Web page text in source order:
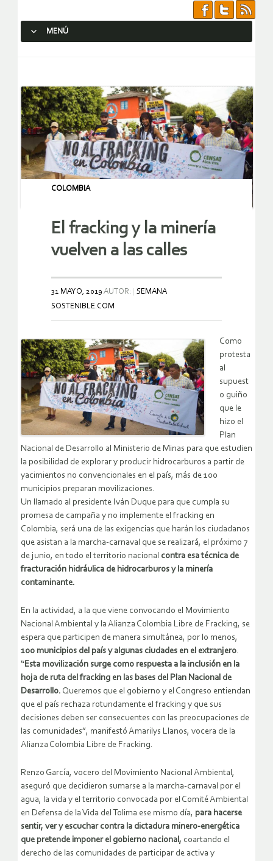
MENÚ
COLOMBIA
El fracking y la minería
vuelven a las calles
31 MAYO, 2019 AUTOR:
SEMANA
SOSTENIBLE.COM
Como
protesta
al
supuest
o guiño
que le
hizo el
Plan
Nacional de Desarrollo al Ministerio de Minas para que estudien
la posibilidad de explorar y producir hidrocarburos a partir de
yacimientos no convencionales en el país, más de 100
municipios preparan movilizaciones.
Un llamado al presidente Iván Duque para que cumpla su
promesa de campaña y no implemente el fracking en
Colombia, será una de las exigencias que harán los ciudadanos
que asistan a la marcha-carnaval que se realizará, el próximo 7
de junio, en todo el territorio nacional contra esa técnica de
fracturación hidráulica de hidrocarburos y la minería
contaminante.
En la actividad, a la que viene convocando el Movimiento
Nacional Ambiental y la Alianza Colombia Libre de Fracking, se
espera que participen de manera simultánea, por lo menos,
100 municipios del país y algunas ciudades en el extranjero.
“Esta movilización surge como respuesta a la inclusión en la
hoja de ruta del fracking en las bases del Plan Nacional de
Desarrollo. Queremos que el gobierno y el Congreso entiendan
que el país rechaza rotundamente el fracking y que sus
decisiones deben ser consecuentes con las preocupaciones de
las comunidades”, manifestó Amarilys Llanos, vocera de la
Alianza Colombia Libre de Fracking.
Renzo García, vocero del Movimiento Nacional Ambiental,
aseguró que decidieron sumarse a la marcha-carnaval por el
agua, la vida y el territorio convocada por el Comité Ambiental
en Defensa de la Vida del Tolima ese mismo día, para hacerse
sentir, ver y escuchar contra la dictadura minero-energética
que pretende imponer el gobierno nacional, coartando el
derecho de las comunidades de participar de activa y